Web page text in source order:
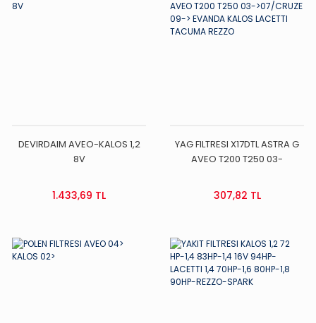
DEVIRDAIM AVEO-KALOS 1,2
8V
1.433,69 TL
YAG FILTRESI X17DTL ASTRA G
AVEO T200 T250 03-
KALOS LACETTI TACUMA
REZZO
307,82 TL